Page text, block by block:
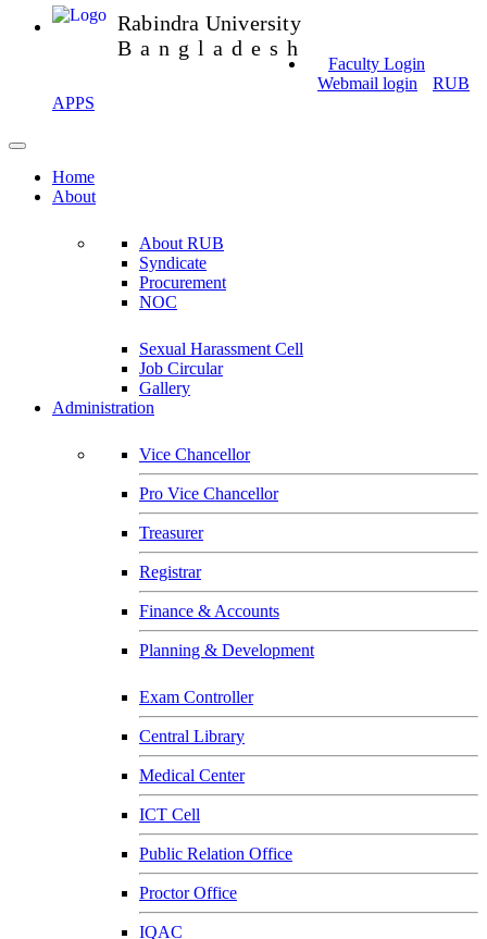
Rabindra University
Bangladesh
Faculty Login
Webmail login
RUB
APPS
Home
About
About RUB
Syndicate
Procurement
NOC
Sexual Harassment Cell
Job Circular
Gallery
Administration
Vice Chancellor
Pro Vice Chancellor
Treasurer
Registrar
Finance & Accounts
Planning & Development
Exam Controller
Central Library
Medical Center
ICT Cell
Public Relation Office
Proctor Office
IQAC